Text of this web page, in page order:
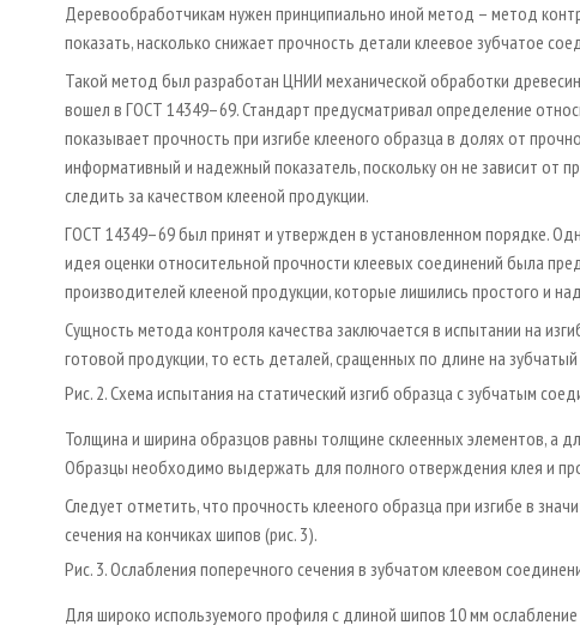
Деревообработчикам нужен принципиально иной метод – метод
показать, насколько снижает прочность детали клеевое зубчатое
Такой метод был разработан ЦНИИ механической обработки
вошел в ГОСТ 14349–69. Стандарт предусматривал определение
показывает прочность при изгибе клееного образца в долях от
информативный и надежный показатель, поскольку он не зависит от
следить за качеством клееной продукции.
ГОСТ 14349–69 был принят и утвержден в установленном порядке.
идея оценки относительной прочности клеевых соединений была
производителей клееной продукции, которые лишились простого и
Сущность метода контроля качества заключается в испытании на
готовой продукции, то есть деталей, сращенных по длине на
Рис. 2. Схема испытания на статический изгиб образца с зубчатым
Толщина и ширина образцов равны толщине склеенных элементов, а
Образцы необходимо выдержать для полного отверждения клея и
Следует отметить, что прочность клееного образца при изгибе в
сечения на кончиках шипов (рис. 3).
Рис. 3. Ослабления поперечного сечения в зубчатом клеевом
Для широко используемого профиля с длиной шипов 10 мм